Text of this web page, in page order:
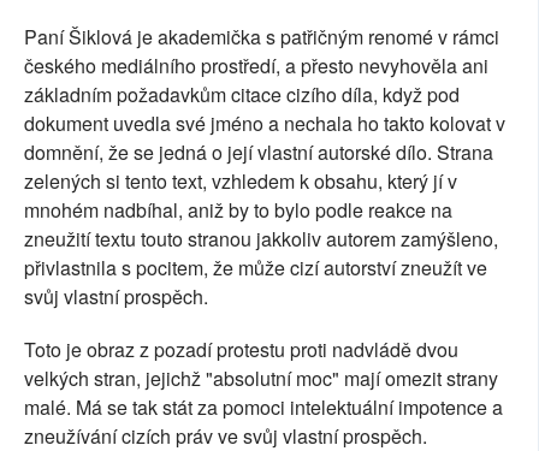
Paní Šiklová je akademička s patřičným renomé v rámci
českého mediálního prostředí, a přesto nevyhověla ani
základním požadavkům citace cizího díla, když pod
dokument uvedla své jméno a nechala ho takto kolovat v
domnění, že se jedná o její vlastní autorské dílo. Strana
zelených si tento text, vzhledem k obsahu, který jí v
mnohém nadbíhal, aniž by to bylo podle reakce na
zneužití textu touto stranou jakkoliv autorem zamýšleno,
přivlastnila s pocitem, že může cizí autorství zneužít ve
svůj vlastní prospěch.
Toto je obraz z pozadí protestu proti nadvládě dvou
velkých stran, jejichž "absolutní moc" mají omezit strany
malé. Má se tak stát za pomoci intelektuální impotence a
zneužívání cizích práv ve svůj vlastní prospěch.